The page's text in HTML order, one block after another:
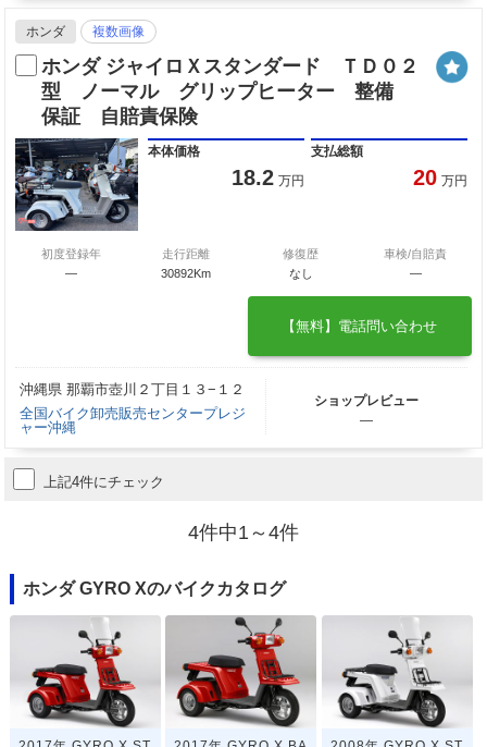
ホンダ 複数画像
ホンダ ジャイロＸスタンダード ＴＤ０２
型 ノーマル グリップヒーター 整備
保証 自賠責保険
本体価格
18.2 万円
支払総額
20 万円
初度登録年
―
走行距離
30892Km
修復歴
なし
車検/自賠責
―
【無料】電話問い合わせ
沖縄県 那覇市壺川２丁目１３−１２
全国バイク卸売販売センタープレジ
ャー沖縄
ショップレビュー
―
上記4件にチェック
4件中1～4件
ホンダ GYRO Xのバイクカタログ